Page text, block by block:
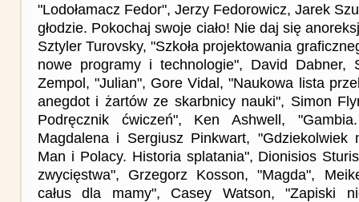
"Lodołamacz Fedor", Jerzy Fedorowicz, Jarek
głodzie. Pokochaj swoje ciało! Nie daj się
Sztyler Turovsky, "Szkoła projektowania
nowe programy i technologie", David Dabner,
Zempol, "Julian", Gore Vidal, "Naukowa lista
anegdot i żartów ze skarbnicy nauki", Simon
Podręcznik ćwiczeń", Ken Ashwell,
Magdalena i Sergiusz Pinkwart, "Gdziekolwiek
Man i Polacy. Historia splatania", Dionisios
zwycięstwa", Grzegorz Kosson, "Magda",
całus dla mamy", Casey Watson, "Zapiski